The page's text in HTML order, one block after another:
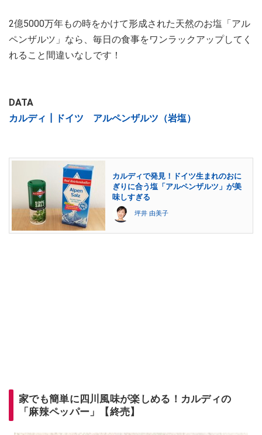
2億5000万年もの時をかけて形成された天然のお塩「アル
ペンザルツ」なら、毎日の食事をワンラックアップしてく
れること間違いなしです！
DATA
カルディ┃ドイツ アルペンザルツ（岩塩）
カルディで発見！ドイツ生まれのおに
ぎりに合う塩「アルペンザルツ」が美
味しすぎる
坪井 由美子
家でも簡単に四川風味が楽しめる！カルディの
「麻辣ペッパー」【終売】